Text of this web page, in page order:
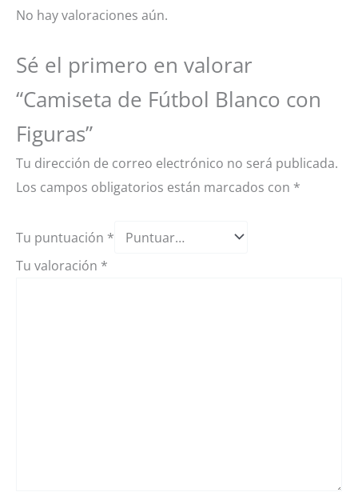
No hay valoraciones aún.
Sé el primero en valorar
“Camiseta de Fútbol Blanco con
Figuras”
Tu dirección de correo electrónico no será publicada.
Los campos obligatorios están marcados con *
Tu puntuación *
Tu valoración *